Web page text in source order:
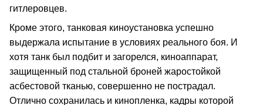
гитлеровцев.
Кроме этого, танковая киноустановка успешно
выдержала испытание в условиях реального боя. И
хотя танк был подбит и загорелся, киноаппарат,
защищенный под стальной броней жаростойкой
асбестовой тканью, совершенно не пострадал.
Отлично сохранилась и кинопленка, кадры которой